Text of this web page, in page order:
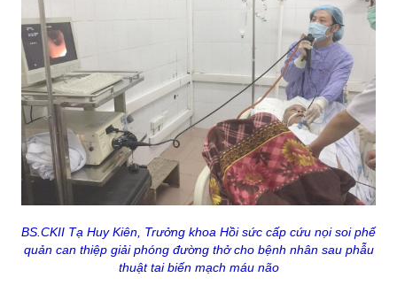
BS.CKII Tạ Huy Kiên, Trưởng khoa Hồi sức cấp cứu nọi soi phế
quản can thiệp giải phóng đường thở cho bệnh nhân sau phẫu
thuật tai biến mạch máu não